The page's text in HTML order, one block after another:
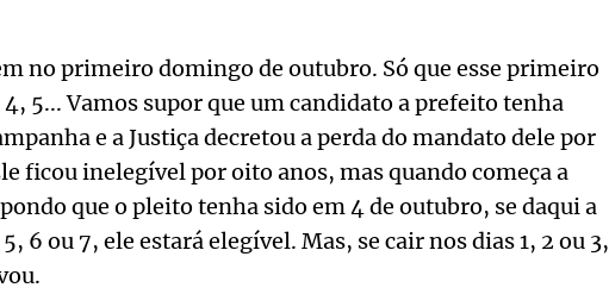
no primeiro domingo de outubro. Só que esse primeiro
5... Vamos supor que um candidato a prefeito tenha
e a Justiça decretou a perda do mandato dele por
ficou inelegível por oito anos, mas quando começa a
que o pleito tenha sido em 4 de outubro, se daqui a
6 ou 7, ele estará elegível. Mas, se cair nos dias 1, 2 ou 3,